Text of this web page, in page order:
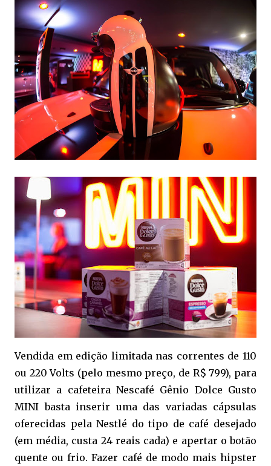
Vendida em edição limitada nas correntes de 110
ou 220 Volts (pelo mesmo preço, de R$ 799), para
utilizar a cafeteira Nescafé Gênio Dolce Gusto
MINI basta inserir uma das variadas cápsulas
oferecidas pela Nestlé do tipo de café desejado
(em média, custa 24 reais cada) e apertar o botão
quente ou frio. Fazer café de modo mais hipster